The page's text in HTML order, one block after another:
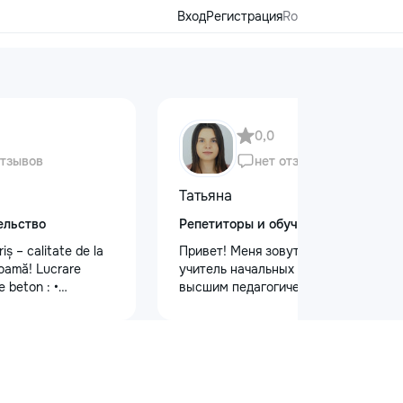
ВходРегистрацияRo
– calitate de la
Lucrare
beton : •
#AcoperișNou
0,0
нет отзывов
Татьяна
Репетиторы и обучение
Привет! Меня зовут Татьяна Я —
учитель начальных классов с
высшим педагогическим и